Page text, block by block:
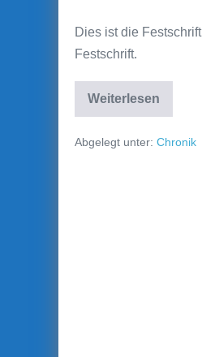
Dies ist die
Festschrift.
Weiterlesen
1948
–
Festschrift
Abgelegt unter: Chronik